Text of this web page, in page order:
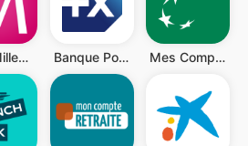
Bank Millennium Banque Populaire Mes Comptes BNP Paribas